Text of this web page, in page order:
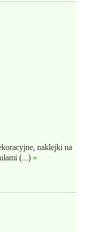
naklejki na
(...)»